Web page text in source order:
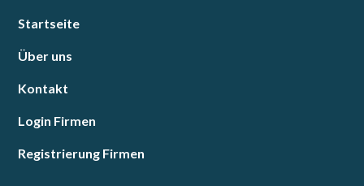
Startseite
Über uns
Kontakt
Login Firmen
Registrierung Firmen